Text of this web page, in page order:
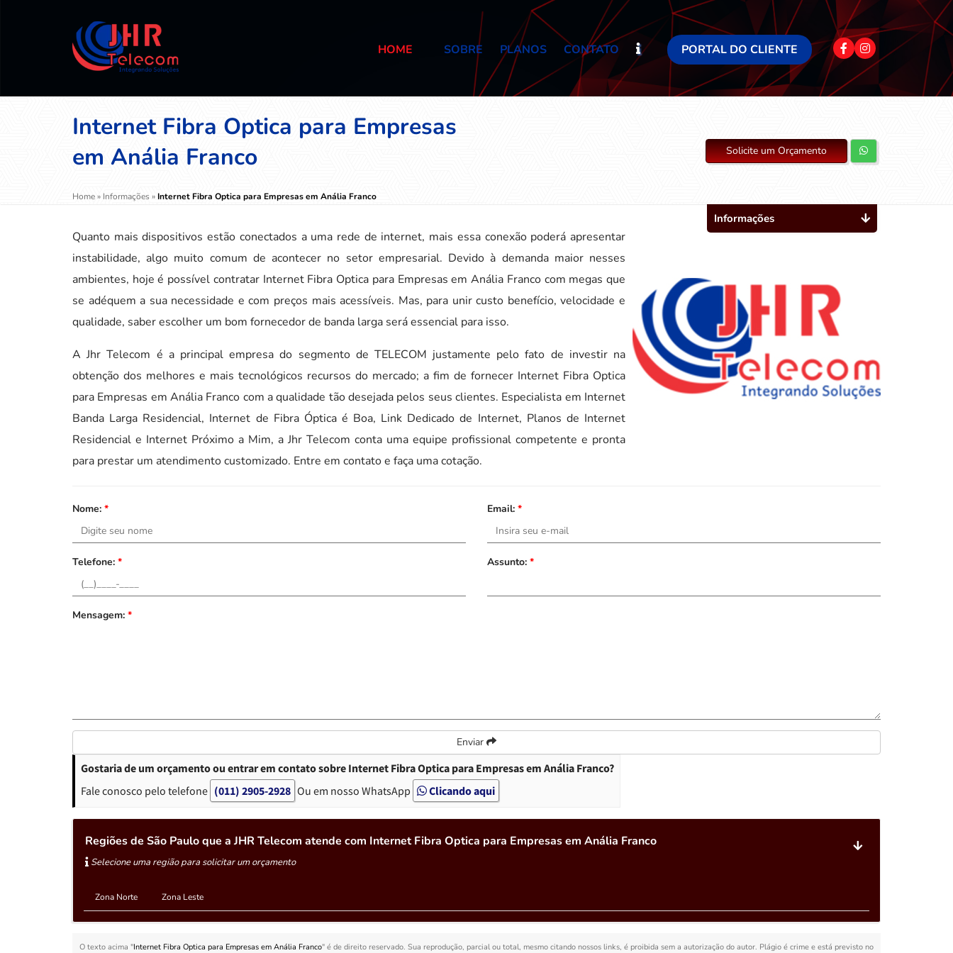
HOME SOBRE PLANOS CONTATO PORTAL DO CLIENTE
Internet Fibra Optica para Empresas
em Anália Franco
Home» Informações »Internet Fibra Optica para Empresas em Anália Franco
Solicite um Orçamento
Quanto mais dispositivos estão conectados a uma rede de internet, mais essa conexão poderá apresentar
instabilidade, algo muito comum de acontecer no setor empresarial. Devido à demanda maior nesses
ambientes, hoje é possível contratar Internet Fibra Optica para Empresas em Anália Franco com megas que
se adéquem a sua necessidade e com preços mais acessíveis. Mas, para unir custo benefício, velocidade e
qualidade, saber escolher um bom fornecedor de banda larga será essencial para isso.
A Jhr Telecom é a principal empresa do segmento de TELECOM justamente pelo fato de investir na
obtenção dos melhores e mais tecnológicos recursos do mercado; a fim de fornecer Internet Fibra Optica
para Empresas em Anália Franco com a qualidade tão desejada pelos seus clientes. Especialista em Internet
Banda Larga Residencial, Internet de Fibra Óptica é Boa, Link Dedicado de Internet, Planos de Internet
Residencial e Internet Próximo a Mim, a Jhr Telecom conta uma equipe profissional competente e pronta
para prestar um atendimento customizado. Entre em contato e faça uma cotação.
Nome: * Email: *
Telefone: * Assunto: *
Mensagem: *
Enviar
Gostaria de um orçamento ou entrar em contato sobre Internet Fibra Optica para Empresas em Anália Franco?
Fale conosco pelo telefone (011) 2905-2928 Ou em nosso WhatsApp Clicando aqui
Regiões de São Paulo que a JHR Telecom atende com Internet Fibra Optica para Empresas em Anália Franco
Selecione uma região para solicitar um orçamento
Zona Norte Zona Leste
O texto acima "Internet Fibra Optica para Empresas em Anália Franco" é de direito reservado. Sua reprodução, parcial ou total, mesmo citando nossos links, é proibida sem a autorização do autor. Plágio é crime e está previsto no
Informações